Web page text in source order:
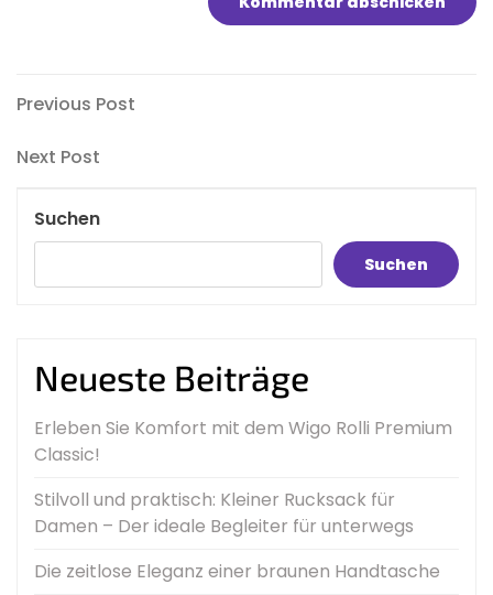
Beitragsnavigation
Previous
Previous Post
Next
Next Post
Suchen
Suchen
Neueste Beiträge
Erleben Sie Komfort mit dem Wigo Rolli Premium
Classic!
Stilvoll und praktisch: Kleiner Rucksack für
Damen – Der ideale Begleiter für unterwegs
Die zeitlose Eleganz einer braunen Handtasche